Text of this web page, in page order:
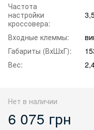
Частота
настройки
кроссовера:
Входные клеммы:
Габариты (ВхШхГ):
Вес:
Нет в наличии
6 075 грн